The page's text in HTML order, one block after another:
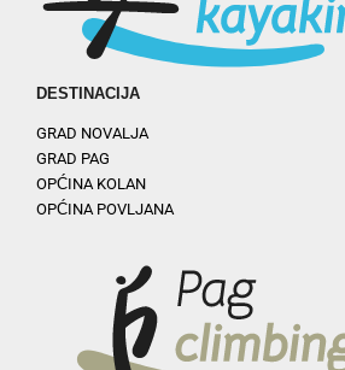
DESTINACIJA
GRAD NOVALJA
GRAD PAG
OPĆINA KOLAN
OPĆINA POVLJANA